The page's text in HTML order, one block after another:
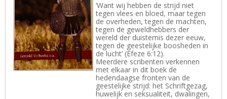
‘Want wij hebben de strijd niet
tegen vlees en bloed, maar tegen
de overheden, tegen de machten,
tegen de geweldhebbers der
wereld der duisternis dezer eeuw,
tegen de geestelijke boosheden in
de lucht’ (Efeze 6:12).
Meerdere scribenten verkennen
met elkaar in dit boek de
hedendaagse fronten van de
geestelijke strijd: het Schriftgezag,
huwelijk en seksualiteit, dwalingen,